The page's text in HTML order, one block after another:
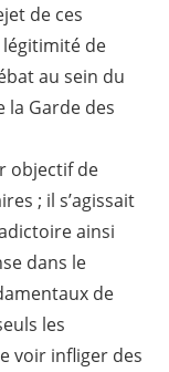
de ces
légitimité de
au sein du
la Garde des
objectif de
; il s’agissait
ainsi
dans le
de
les
voir infliger des